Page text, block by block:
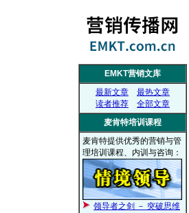
EMKT营销文库
最新文章
最热文章
读者推荐
全部文章
麦肯特培训课程
麦肯特提供优秀的营销与管
理培训课程、内训与咨询：
领导者之剑 － 突破思维